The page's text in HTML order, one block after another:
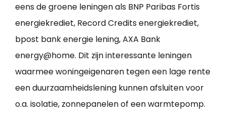
eens de groene leningen als BNP Paribas Fortis
energiekrediet, Record Credits energiekrediet,
bpost bank energie lening, AXA Bank
energy@home. Dit zijn interessante leningen
waarmee woningeigenaren tegen een lage rente
een duurzaamheidslening kunnen afsluiten voor
o.a. isolatie, zonnepanelen of een warmtepomp.